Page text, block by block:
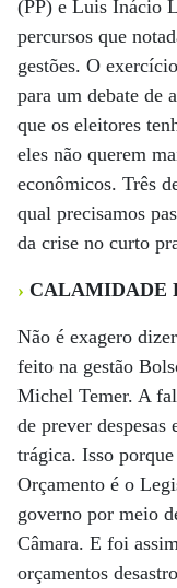
(PP) e Luis Inácio
percursos que
gestões. O
para um debate de
que os eleitores
eles não querem
econômicos. Três
qual precisamos
da crise no curto
› CALAMIDADE
Não é exagero
feito na gestão
Michel Temer. A
de prever despesas
trágica. Isso
Orçamento é o
governo por meio
Câmara. E foi
orçamentos